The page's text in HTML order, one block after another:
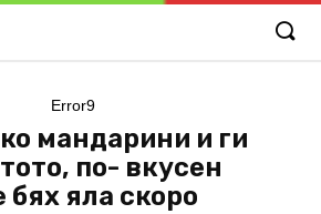
Error9
мандарини и ги
по- вкусен
яла скоро